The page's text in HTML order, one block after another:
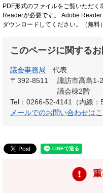
PDF形式のファイルをご覧いただ
Readerが必要です。
Adobe Reader
ダウンロードしてください。（無料）
このページに関する
議会事務局
代表
〒392-8511
諏訪市高島1-
議会棟2階
Tel：0266-52-4141（内線：
メールでのお問い合わせは